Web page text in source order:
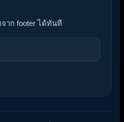
าก footer ได้ทันที